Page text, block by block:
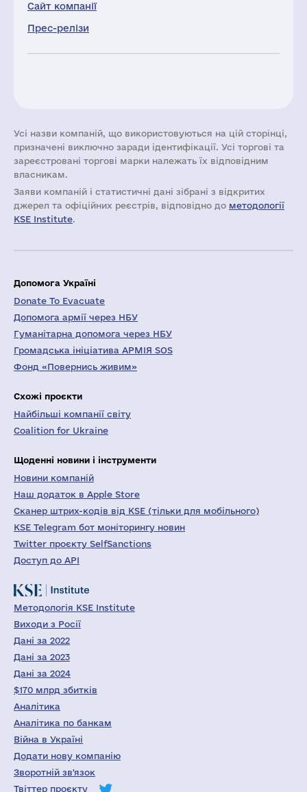
Сайт компанії
Прес-релізи
Усі назви компаній, що використовуються на цій сторінці,
призначені виключно заради ідентифікації. Усі торгові та
зареєстровані торгові марки належать їх відповідним
власникам.
Заяви компаній i статистичні дані зібрані з відкритих
джерел та офіційних реєстрів, відповідно до методології
KSE Institute.
Допомога Україні
Donate To Evacuate
Допомога армії через НБУ
Гуманітарна допомога через НБУ
Громадська ініціатива АРМІЯ SOS
Фонд «Повернись живим»
Схожі проєкти
Найбільші компанії світу
Coalition for Ukraine
Щоденні новини і інструменти
Новини компаній
Наш додаток в Apple Store
Сканер штрих-кодів від KSE (тільки для мобільного)
KSE Telegram бот моніторингу новин
Twitter проєкту SelfSanctions
Доступ до API
Методологія KSE Institute
Виходи з Росії
Дані за 2022
Дані за 2023
Дані за 2024
$170 млрд збитків
Аналітика
Аналітика по банкам
Війна в Україні
Додати нову компанію
Зворотній зв'язок
Твіттер проєкту